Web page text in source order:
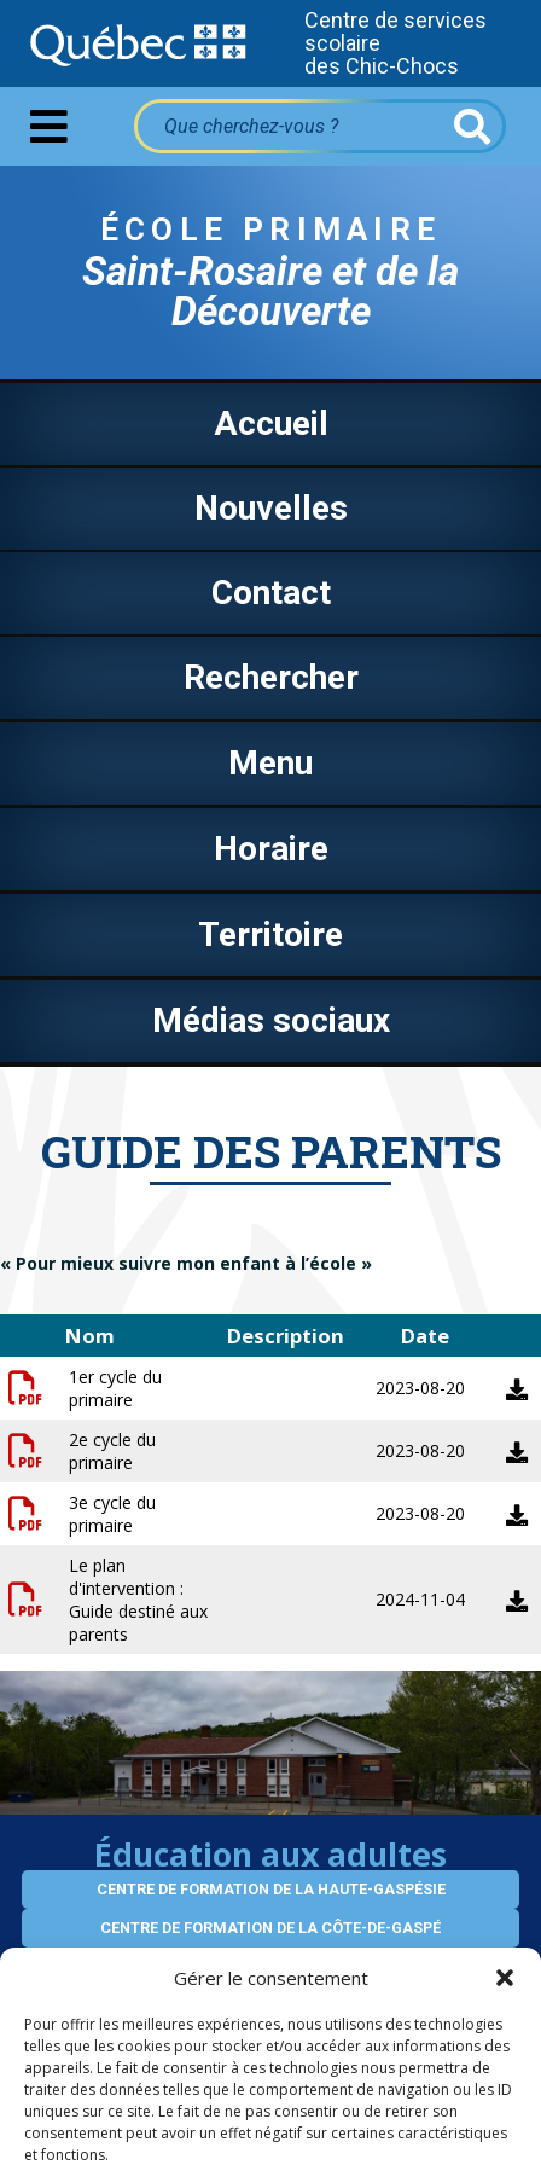
Gérer le consentement
Pour offrir les meilleures expériences, nous utilisons des technologies
telles que les cookies pour stocker et/ou accéder aux informations des
appareils. Le fait de consentir à ces technologies nous permettra de
traiter des données telles que le comportement de navigation ou les ID
uniques sur ce site. Le fait de ne pas consentir ou de retirer son
consentement peut avoir un effet négatif sur certaines caractéristiques
et fonctions.
Centre de services
scolaire
des Chic-Chocs
ÉCOLE PRIMAIRE
Saint-Rosaire et de la
Découverte
Accueil
Nouvelles
Contact
Rechercher
Menu
Horaire
Territoire
Médias sociaux
GUIDE DES PARENTS
« Pour mieux suivre mon enfant à l’école »
Nom Description Date
1er cycle du
primaire
2023-08-20
2e cycle du
primaire
2023-08-20
3e cycle du
primaire
2023-08-20
Le plan
d'intervention :
Guide destiné aux
parents
2024-11-04
Éducation aux adultes
CENTRE DE FORMATION DE LA HAUTE-GASPÉSIE
CENTRE DE FORMATION DE LA CÔTE-DE-GASPÉ
SERVICES AUX ENTREPRISES
ÉLÈVES INTERNATIONAUX